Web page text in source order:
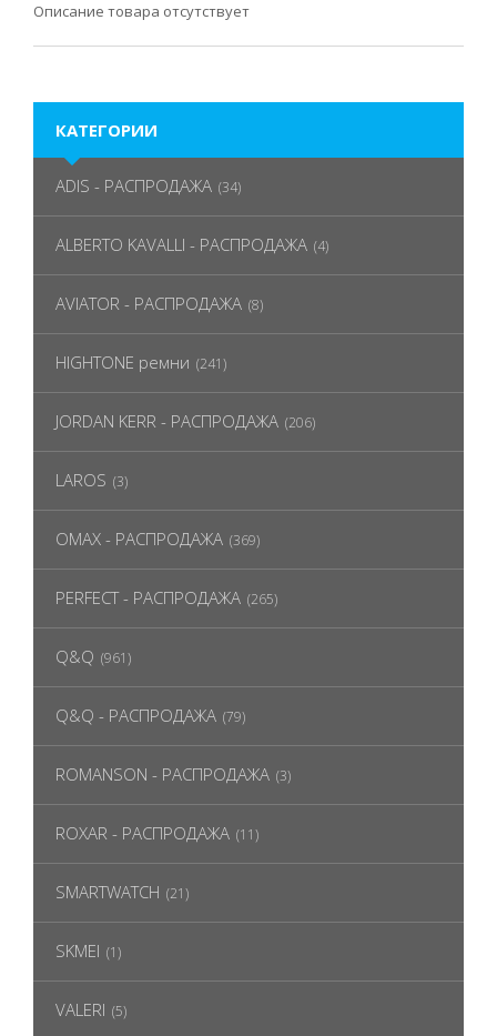
Описание товара отсутствует
КАТЕГОРИИ
ADIS - РАСПРОДАЖА (34)
ALBERTO KAVALLI - РАСПРОДАЖА (4)
AVIATOR - РАСПРОДАЖА (8)
HIGHTONE ремни (241)
JORDAN KERR - РАСПРОДАЖА (206)
LAROS (3)
OMAX - РАСПРОДАЖА (369)
PERFECT - РАСПРОДАЖА (265)
Q&Q (961)
Q&Q - РАСПРОДАЖА (79)
ROMANSON - РАСПРОДАЖА (3)
ROXAR - РАСПРОДАЖА (11)
SMARTWATCH (21)
SKMEI (1)
VALERI (5)